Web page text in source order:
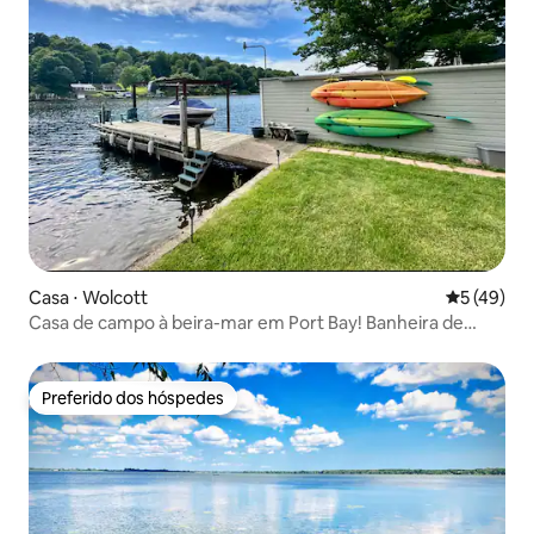
Casa ⋅ Wolcott 5 de uma
5 (49)
Casa de campo à beira-mar em Port Bay! Banheira de
Preferido dos hóspedes
Preferido dos hóspedes